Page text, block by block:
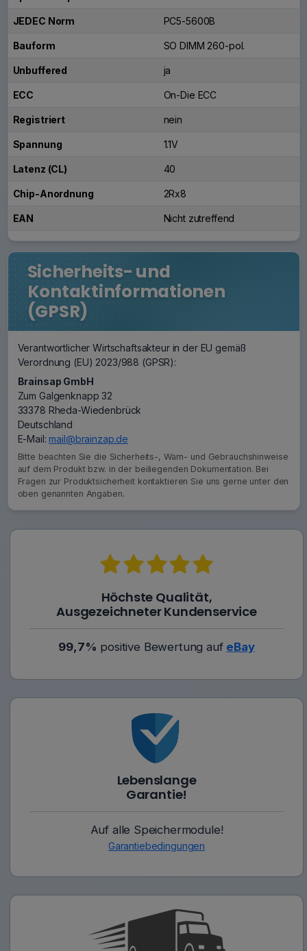
JEDEC Norm PC5-5600B
Bauform SO DIMM 260-pol.
Unbuffered ja
ECC On-Die ECC
Registriert nein
Spannung 1.1V
Latenz (CL) 40
Chip-Anordnung 2Rx8
EAN Nicht zutreffend
Sicherheits- und
Kontaktinformationen
(GPSR)
Verantwortlicher Wirtschaftsakteur in der EU gemäß
Verordnung (EU) 2023/988 (GPSR):
Brainsap GmbH
Zum Galgenknapp 32
33378 Rheda-Wiedenbrück
Deutschland
E-Mail:mail@brainzap.de
Bitte beachten Sie die Sicherheits-, Warn- und Gebrauchshinweise
auf dem Produkt bzw. in der beiliegenden Dokumentation. Bei
Fragen zur Produktsicherheit kontaktieren Sie uns gerne unter den
oben genannten Angaben.
Höchste Qualität,
Ausgezeichneter Kundenservice
99,7% positive Bewertung auf eBay
Lebenslange
Garantie!
Auf alle Speichermodule!
Garantiebedingungen